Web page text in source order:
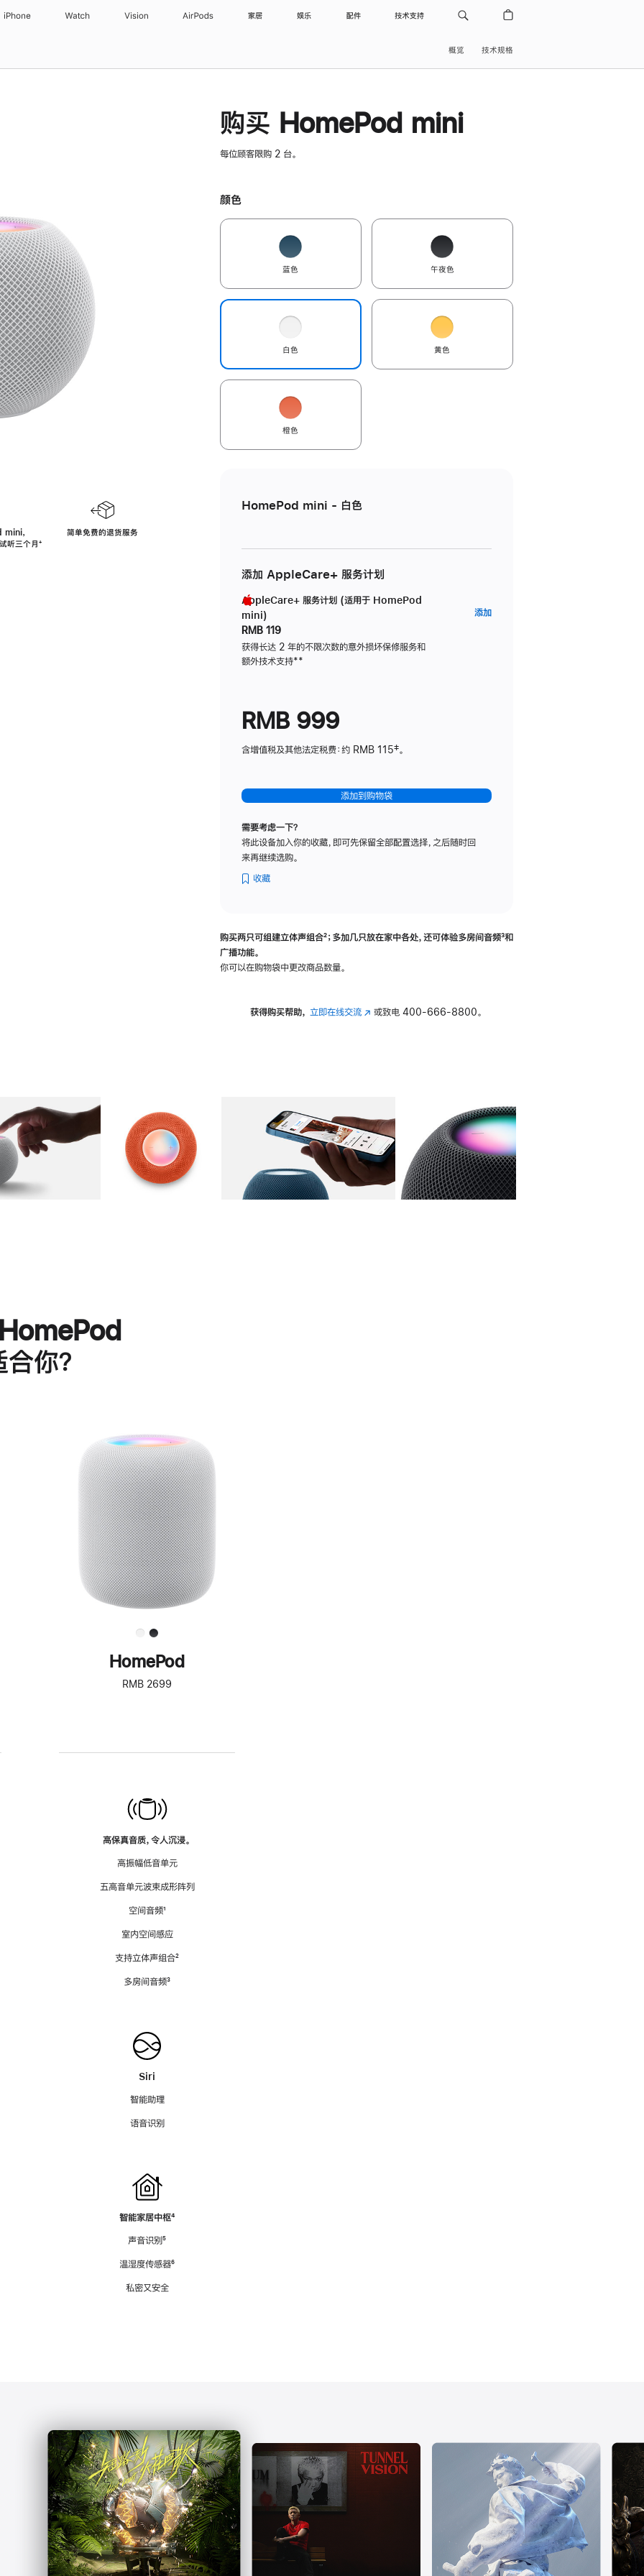
iPhone Watch Vision AirPods 家居 娱乐 配件 技术支持
概览 技术规格
，
听三个月脚
⁺
简单免费的退货服务
购买 HomePod mini
每位顾客限购 2 台。
颜色
蓝色 午夜色
白色 黄色
橙色
HomePod mini - 白色
添加 AppleCare+ 服务计划
AppleCare+ 服务计划 (适用于 HomePod
mini)
RMB 119
获得长达 2 年的不限次数的意外损坏保修服务和
额外技术支持脚
**
添加AppleCare+
RMB 999
含增值税及其他法定税费：约 RMB 115‡。
添加到购物袋
需要考虑一下？
将此设备加入你的收藏，即可先保留全部配置选择，之后随时回
来再继续选购。
收藏
购买两只可组建立体声组合脚
²；多加几只放在家中各处，还可体验多‍房‍间音频脚
³和
广播功能。
你可以在购物袋中更改商品数量。
获得购买帮助， 立即在线交流(在 或致电 400-666-8800。
图库 图像 图库 图像 图库 图像 4 图库 图像 5
你？
进
一
步
了
解
HomePod<
HomePod
RMB 2699
高保真音质，令人沉浸。
高振幅低音单元
五高音单元波束成形阵列
空间音频脚
¹
室内空间感应
支持立体声组合脚
²
多房间音频脚
³
Siri
智能助理
语音识别
智能家居中枢脚
⁴
声音识别脚
⁵
温湿度传感器脚
⁶
私密又安全